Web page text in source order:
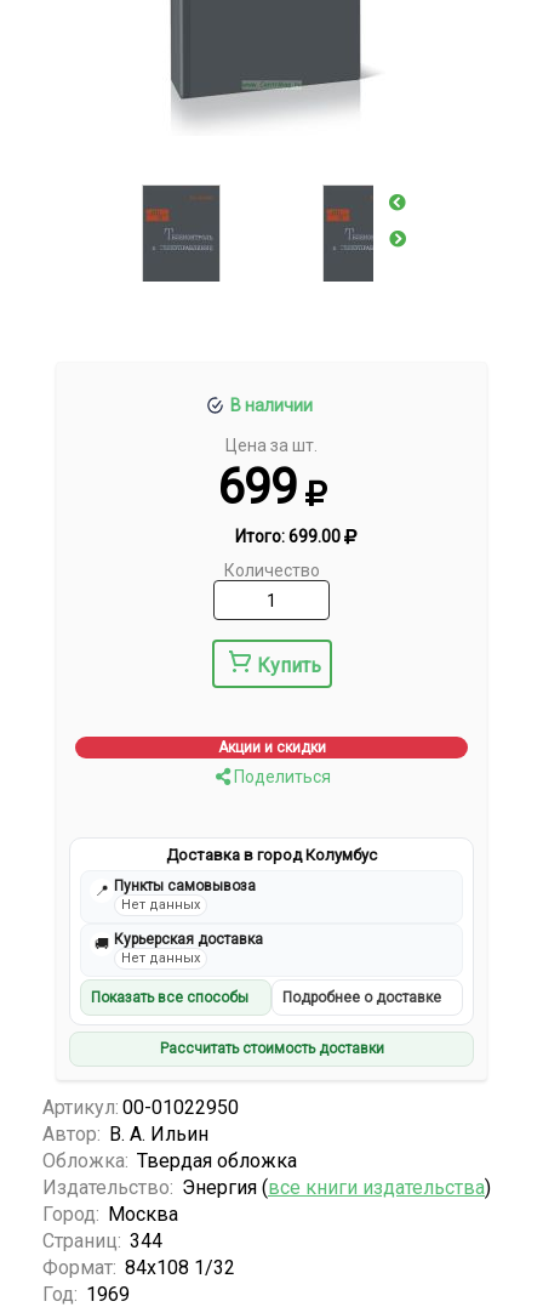
В наличии
Цена за шт.
699
Итого:699.00
Количество
Купить
Акции и скидки
Поделиться
Доставка в город Колумбус
📍 Пункты самовывоза
Нет данных
🚚 Курьерская доставка
Нет данных
Показать все способы Подробнее о доставке
Рассчитать стоимость доставки
Артикул: 00-01022950
Автор: В. А. Ильин
Обложка: Твердая обложка
Издательство: Энергия (все книги издательства)
Город: Москва
Страниц: 344
Формат: 84х108 1/32
Год: 1969